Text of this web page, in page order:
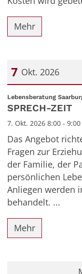
Mehr
7 Okt. 2026
Datum: 7. Oktober
Lebensberatung
SPRECH-ZEIT
7. Okt. 2026 8:00 - 9:00
Das Angebot
Fragen zur
der Familie, der
persönlichen
Anliegen werden
behandelt. ...
Mehr